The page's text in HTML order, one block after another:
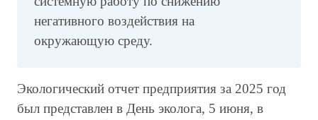
негативного воздействия на
окружающую среду.
Экологический отчет предприятия за 2025 год
был представлен в День эколога, 5 июня, в